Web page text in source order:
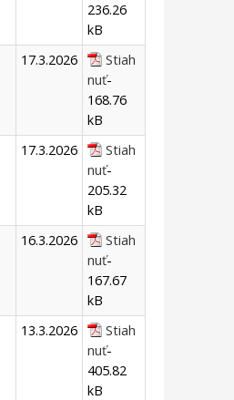
236.26
kB
17.3.2026
Stiah
nuť-
168.76
kB
17.3.2026
Stiah
nuť-
205.32
kB
16.3.2026
Stiah
nuť-
167.67
kB
13.3.2026
Stiah
nuť-
405.82
kB